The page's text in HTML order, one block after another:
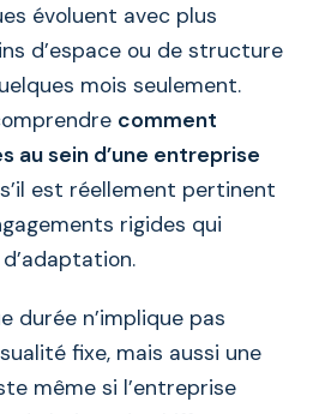
évoluent avec plus
d’espace ou de structure
mois seulement.
comment
au sein d’une entreprise
est réellement pertinent
rigides qui
durée n’implique pas
fixe, mais aussi une
même si l’entreprise